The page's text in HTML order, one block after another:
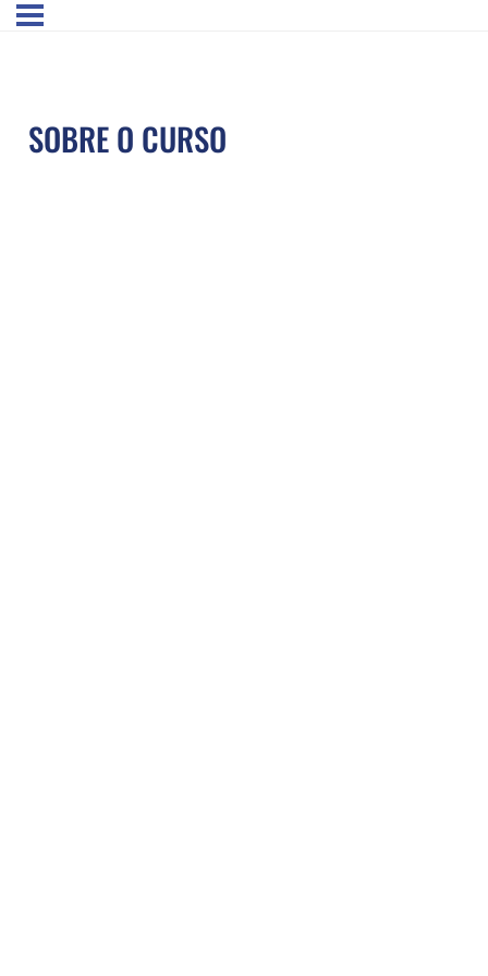
SOBRE O CURSO